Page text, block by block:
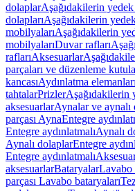
dolaplarAşağıdakilerin
dolaplarıAşağıdakilerin
mobilyalarıAşağıdakilerin
mobilyalarıDuvar rafları
raflarıAksesuarlar
parçaları ve düzenleme
kancasıAydınlatma elemanları
tahtalarPrizlerAşağıdakilerin
aksesuarlarAynalar ve aynalı
parçası AynaEntegre
Entegre aydınlatmalıAynalı
Aynalı dolaplarEntegre
Entegre aydınlatmalı
aksesuarlarBataryalarLavabo
parçası Lavabo bataryaları